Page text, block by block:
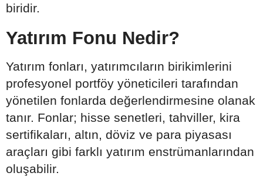
biridir.
Yatırım Fonu Nedir?
Yatırım fonları, yatırımcıların birikimlerini
profesyonel portföy yöneticileri tarafından
yönetilen fonlarda değerlendirmesine olanak
tanır. Fonlar; hisse senetleri, tahviller, kira
sertifikaları, altın, döviz ve para piyasası
araçları gibi farklı yatırım enstrümanlarından
oluşabilir.